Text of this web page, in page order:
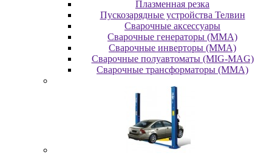
Плазменная резка
Пускозарядные устройства Телвин
Сварочные аксессуары
Сварочные генераторы (MMA)
Сварочные инверторы (MMA)
Сварочные полуавтоматы (MIG-MAG)
Сварочные трансформаторы (MMA)